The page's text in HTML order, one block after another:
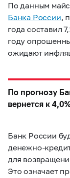
По данным
Банка России,
года составил
году
ожидают
По прогнозу
вернется к
Банк России
денежно-
для
Это означает